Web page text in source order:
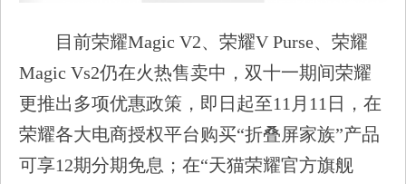
目前荣耀Magic V2、荣耀V Purse、荣耀
Magic Vs2仍在火热售卖中，双十一期间荣耀
更推出多项优惠政策，即日起至11月11日，在
荣耀各大电商授权平台购买“折叠屏家族”产品
可享12期分期免息；在“天猫荣耀官方旗舰